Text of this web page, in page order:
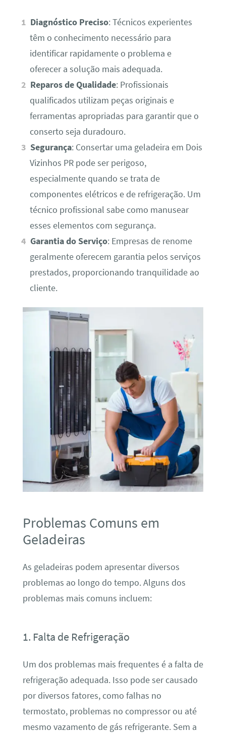
Diagnóstico Preciso: Técnicos experientes
têm o conhecimento necessário para
identificar rapidamente o problema e
oferecer a solução mais adequada.
Reparos de Qualidade: Profissionais
qualificados utilizam peças originais e
ferramentas apropriadas para garantir que o
conserto seja duradouro.
Segurança: Consertar uma geladeira em Dois
Vizinhos PR pode ser perigoso,
especialmente quando se trata de
componentes elétricos e de refrigeração. Um
técnico profissional sabe como manusear
esses elementos com segurança.
Garantia do Serviço: Empresas de renome
geralmente oferecem garantia pelos serviços
prestados, proporcionando tranquilidade ao
cliente.
Problemas Comuns em
Geladeiras
As geladeiras podem apresentar diversos
problemas ao longo do tempo. Alguns dos
problemas mais comuns incluem:
1. Falta de Refrigeração
Um dos problemas mais frequentes é a falta de
refrigeração adequada. Isso pode ser causado
por diversos fatores, como falhas no
termostato, problemas no compressor ou até
mesmo vazamento de gás refrigerante. Sem a